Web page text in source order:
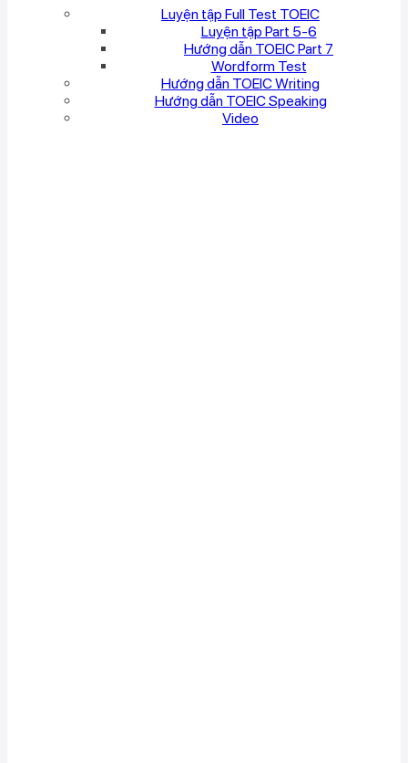
Luyện tập Full Test TOEIC
Luyện tập Part 5-6
Hướng dẫn TOEIC Part 7
Wordform Test
Hướng dẫn TOEIC Writing
Hướng dẫn TOEIC Speaking
Video